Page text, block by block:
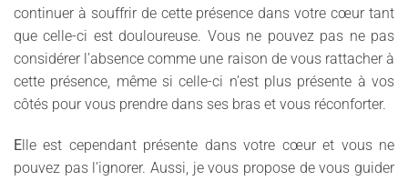
continuer à souffrir de cette présence dans votre cœur tant
que celle-ci est douloureuse. Vous ne pouvez pas ne pas
considérer l’absence comme une raison de vous rattacher à
cette présence, même si celle-ci n’est plus présente à vos
côtés pour vous prendre dans ses bras et vous réconforter.
Elle est cependant présente dans votre cœur et vous ne
pouvez pas l’ignorer. Aussi, je vous propose de vous guider